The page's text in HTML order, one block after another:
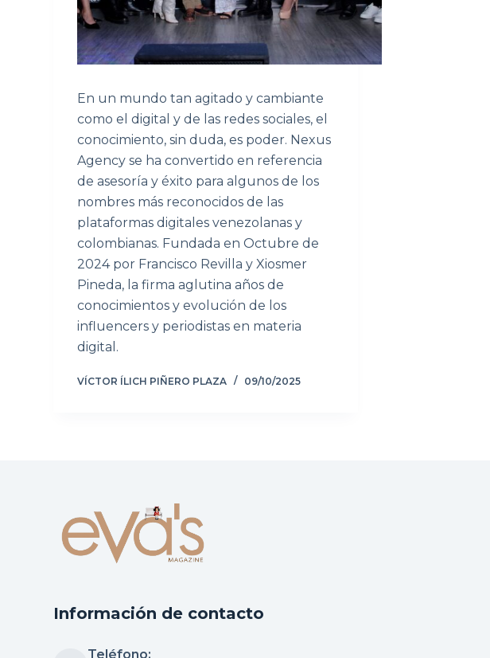
En un mundo tan agitado y cambiante
como el digital y de las redes sociales, el
conocimiento, sin duda, es poder. Nexus
Agency se ha convertido en referencia
de asesoría y éxito para algunos de los
nombres más reconocidos de las
plataformas digitales venezolanas y
colombianas. Fundada en Octubre de
2024 por Francisco Revilla y Xiosmer
Pineda, la firma aglutina años de
conocimientos y evolución de los
influencers y periodistas en materia
digital.
VÍCTOR ÍLICH PIÑERO PLAZA 09/10/2025
Información de contacto
Teléfono: